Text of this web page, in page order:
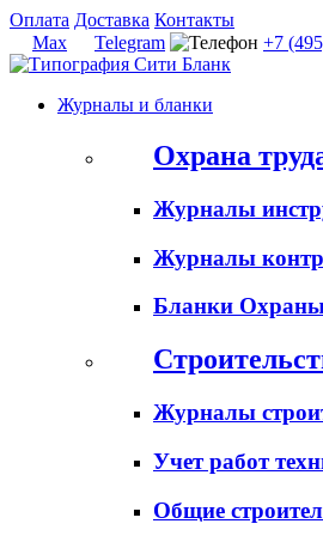
Оплата Доставка Контакты
Max
Telegram +7
Журналы и бланки
Охрана
Журналы
Журналы
Бланки
Журналы
Учет работ
Общие